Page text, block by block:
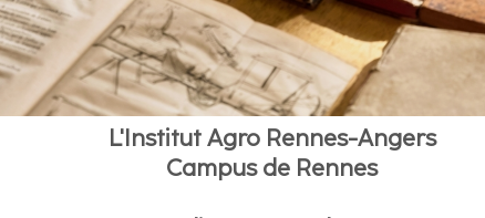
L'Institut Agro Rennes-Angers
Campus de Rennes